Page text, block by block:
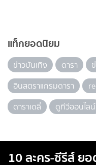
แท็กยอดนิยม
ข่าวบันเทิง ดารา
อินสตราแกรมดารา
ดาราเดลี่
ดูทีวีออนไลน์
10 ละคร-ซีรีส์ ย